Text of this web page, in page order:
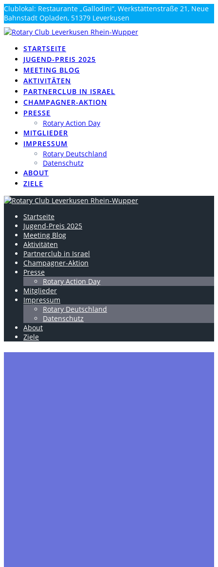
Zum
Inhalt
springen
Clublokal: Restaurante „Gallodini“, Werkstättenstraße 21, Neue
Bahnstadt Opladen, 51379 Leverkusen
info@rotary-rhein-wupper.de
STARTSEITE
JUGEND-PREIS 2025
MEETING BLOG
AKTIVITÄTEN
PARTNERCLUB IN ISRAEL
CHAMPAGNER-AKTION
PRESSE
Rotary Action Day
MITGLIEDER
IMPRESSUM
Rotary Deutschland
Datenschutz
ABOUT
ZIELE
Startseite
Jugend-Preis 2025
Meeting Blog
Aktivitäten
Partnerclub in Israel
Champagner-Aktion
Presse
Rotary Action Day
Mitglieder
Impressum
Rotary Deutschland
Datenschutz
About
Ziele